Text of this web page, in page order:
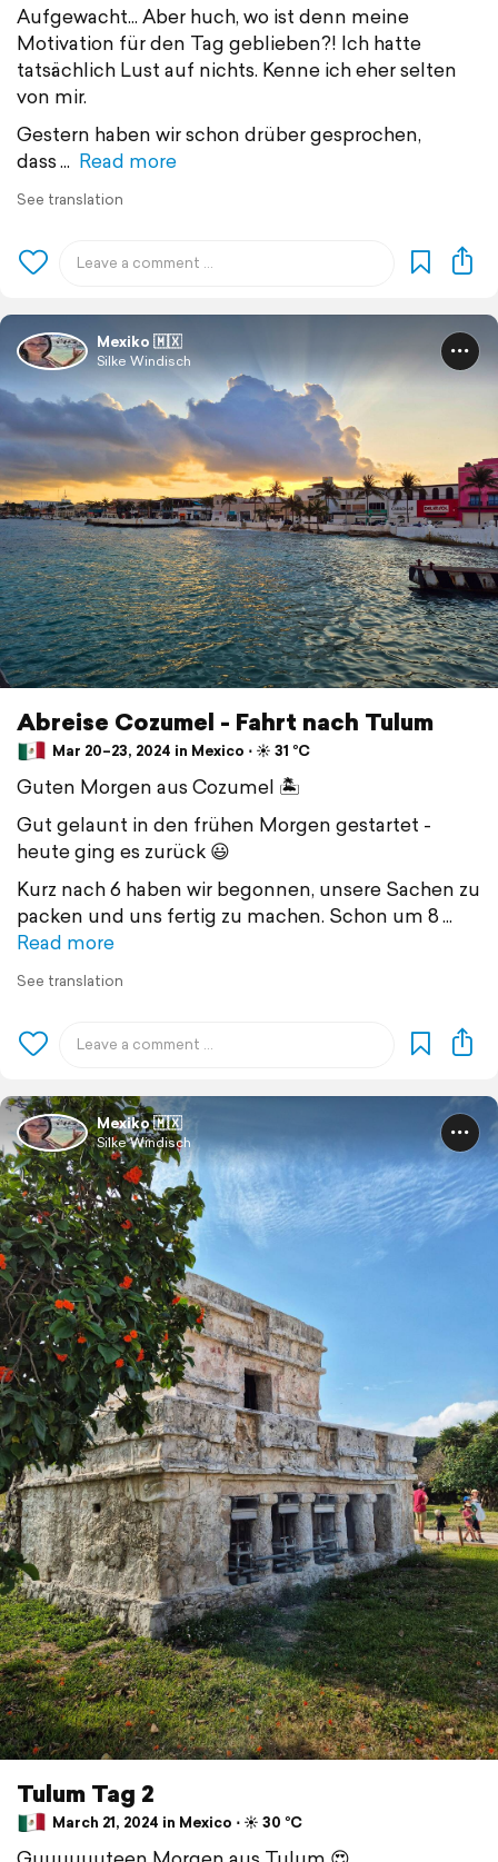
Aufgewacht... Aber huch, wo ist denn meine
Motivation für den Tag geblieben?! Ich hatte
tatsächlich Lust auf nichts. Kenne ich eher selten
von mir.
Gestern haben wir schon drüber gesprochen,
dass
Read more
See translation
Mexiko 🇲🇽
Silke Windisch
Abreise Cozumel - Fahrt nach Tulum
Mar 20–23, 2024 in Mexico ⋅ ☀️ 31 °C
Guten Morgen aus Cozumel 🏝
Gut gelaunt in den frühen Morgen gestartet -
heute ging es zurück 😃
Kurz nach 6 haben wir begonnen, unsere Sachen zu
packen und uns fertig zu machen. Schon um 8
Read more
See translation
Mexiko 🇲🇽
Silke Windisch
Tulum Tag 2
March 21, 2024 in Mexico ⋅ ☀️ 30 °C